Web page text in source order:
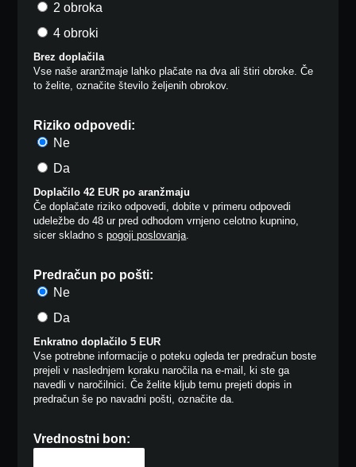
2 obroka
4 obroki
Brez doplačila
Vse naše aranžmaje lahko plačate na dva ali štiri obroke. Če
to želite, označite število željenih obrokov.
Riziko odpovedi:
Ne
Da
Doplačilo 42 EUR po aranžmaju
Če doplačate riziko odpovedi, dobite v primeru odpovedi
udeležbe do 48 ur pred odhodom vrnjeno celotno kupnino,
sicer skladno spogoji poslovanja.
Predračun po pošti:
Ne
Da
Enkratno doplačilo 5 EUR
Vse potrebne informacije o poteku ogleda ter predračun boste
prejeli v naslednjem koraku naročila na e-mail, ki ste ga
navedli v naročilnici. Če želite kljub temu prejeti dopis in
predračun še po navadni pošti, označite da.
Vrednostni bon: